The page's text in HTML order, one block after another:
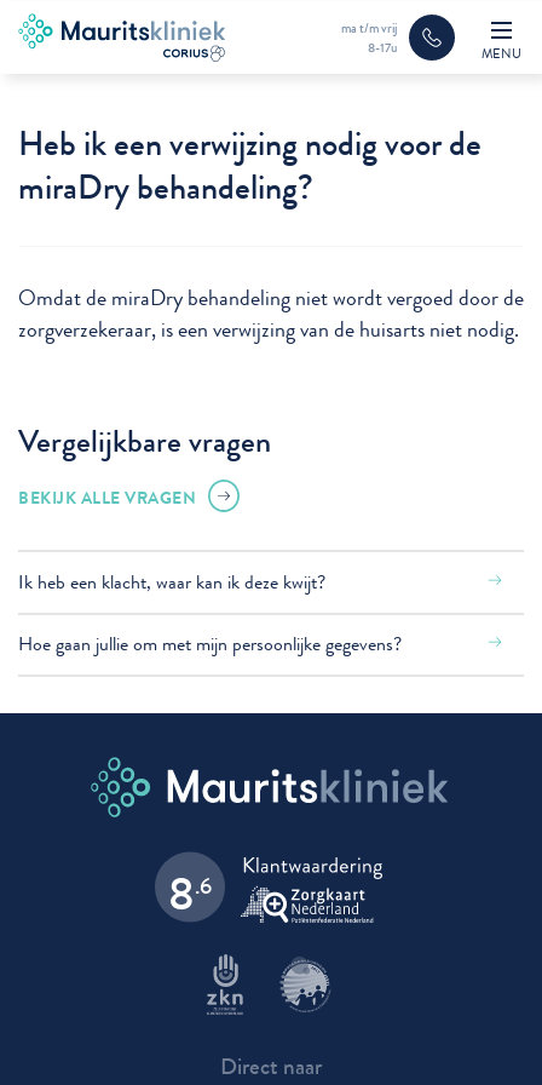
ma t/m vrij
8-17u
MENU
Heb ik een verwijzing nodig voor de
miraDry behandeling?
Omdat de miraDry behandeling niet wordt vergoed door de
zorgverzekeraar, is een verwijzing van de huisarts niet nodig.
Vergelijkbare vragen
BEKIJK ALLE VRAGEN
Ik heb een klacht, waar kan ik deze kwijt?
Hoe gaan jullie om met mijn persoonlijke gegevens?
8.6
Direct naar